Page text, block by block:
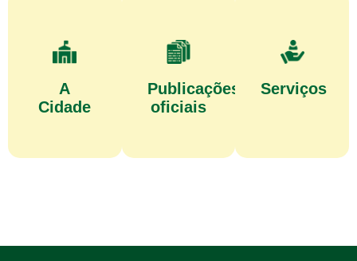
A
Cidade
Publicações
oficiais
Serviços